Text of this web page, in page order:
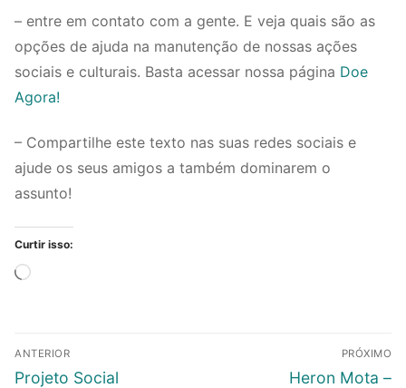
– entre em contato com a gente. E veja quais são as
opções de ajuda na manutenção de nossas ações
sociais e culturais. Basta acessar nossa página Doe
Agora!
– Compartilhe este texto nas suas redes sociais e
ajude os seus amigos a também dominarem o
assunto!
Curtir isso:
Carregando...
Navegação
de
ANTERIOR
Post
Projeto Social
PRÓXIMO
Próximo
Heron Mota –